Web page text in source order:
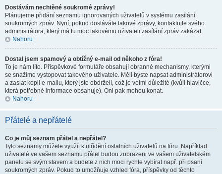
Dostávám nechtěné soukromé zprávy!
Plánujeme přidání seznamu ignorovaných uživatelů v systému zasílání
soukromých zpráv. Nyní, pokud dostáváte takové zprávy, kontaktujte svého
administrátora, který má tu moc takovému uživateli zasílání zpráv zakázat.
Nahoru
Dostal jsem spamový a obtížný e-mail od někoho z fóra!
To je nám líto. Příspěvkové formuláře obsahují obranné mechanismy, kterými
se snažíme vystopovat takového uživatele. Měli byste napsat administrátorovi
a zaslat kopii e-mailu, který jste obdrželi, což je velmi důležité (kvůli hlavičce,
která potřebné informace obsahuje). Oni pak mohou konat.
Nahoru
Přátelé a nepřátelé
Co je můj seznam přátel a nepřátel?
Tyto seznamy můžete využít k utřídění ostatních uživatelů na fóru. Například
uživatelé ve vašem seznamu přátel budou zobrazeni ve vašem uživatelském
panelu se svým stavem a budete z nich moci rychle vybírat např. při psaní
soukromých zpráv. Pokud to umožňuje vzhled fóra, příspěvky od těchto